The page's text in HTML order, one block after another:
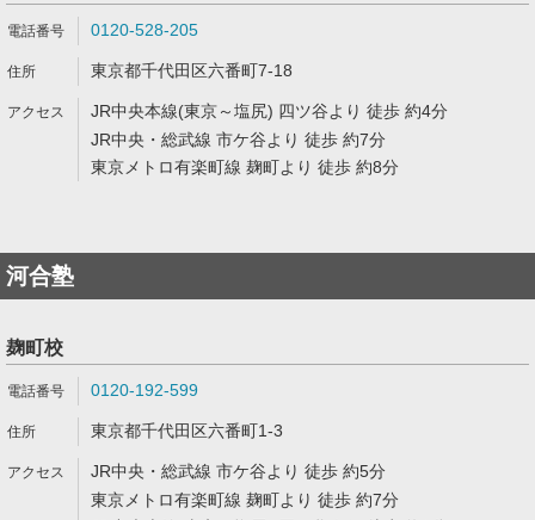
0120-528-205
東京都千代田区六番町7-18
JR中央本線(東京～塩尻) 四ツ谷より 徒歩 約4分
JR中央・総武線 市ケ谷より 徒歩 約7分
東京メトロ有楽町線 麹町より 徒歩 約8分
河合塾
麹町校
0120-192-599
東京都千代田区六番町1-3
JR中央・総武線 市ケ谷より 徒歩 約5分
東京メトロ有楽町線 麹町より 徒歩 約7分